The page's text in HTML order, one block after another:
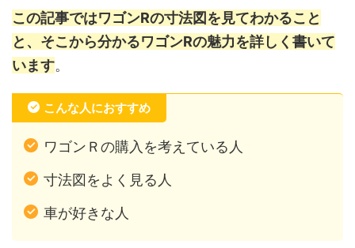
この記事ではワゴンRの寸法図を見てわかること
と、そこから分かるワゴンRの魅力を詳しく書いて
います。
こんな人におすすめ
ワゴンＲの購入を考えている人
寸法図をよく見る人
車が好きな人